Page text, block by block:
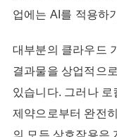
업에는 AI를 적용하
대부분의 클라우드
결과물을 상업적으
있습니다. 그러나
제약으로부터 완전
의 모든 상호작용은